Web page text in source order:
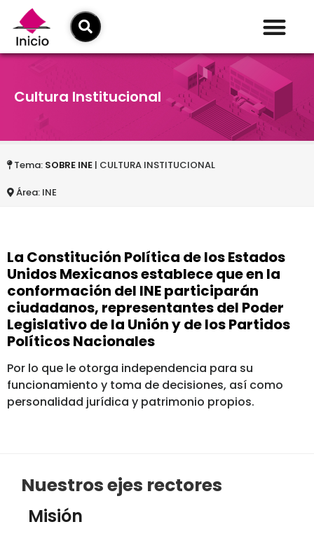
Cultura Institucional
Tema: SOBRE INE | CULTURA INSTITUCIONAL
Área: INE
La Constitución Política de los Estados
Unidos Mexicanos establece que en la
conformación del INE participarán
ciudadanos, representantes del Poder
Legislativo de la Unión y de los Partidos
Políticos Nacionales
Por lo que le otorga independencia para su
funcionamiento y toma de decisiones, así como
personalidad jurídica y patrimonio propios.
Nuestros ejes rectores
Misión